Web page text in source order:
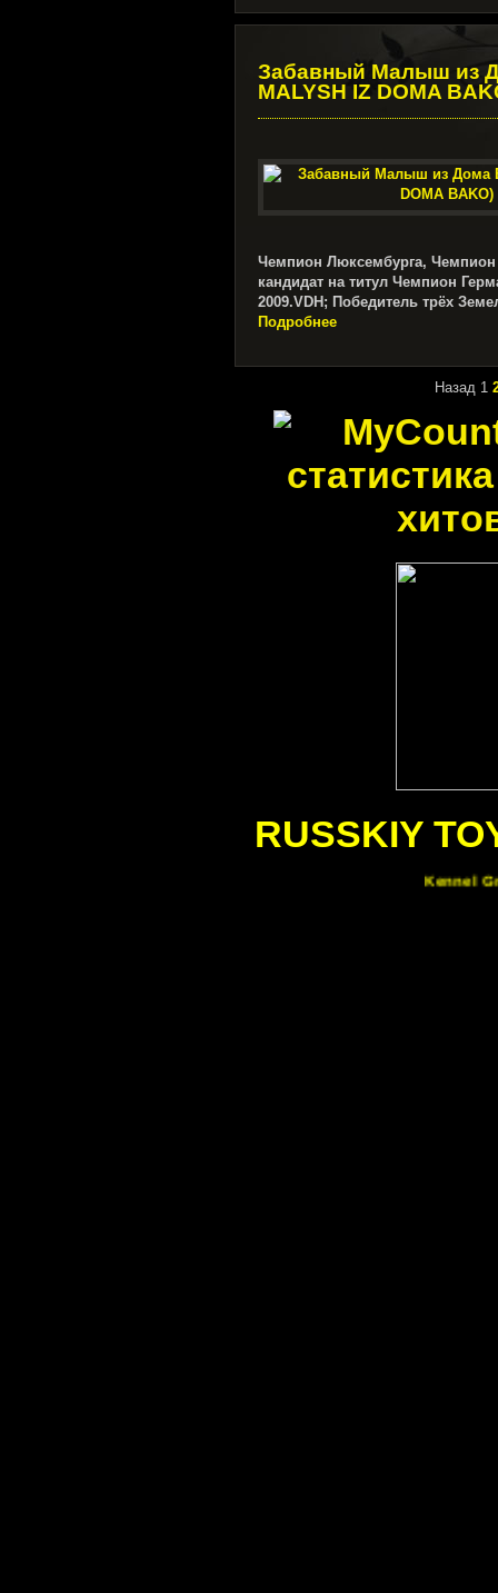
Забавный Малыш из
MALYSH IZ DOMA
Чемпион Люксембурга, Чемпион
кандидат на титул Чемпион
2009.VDH; Победитель трёх
Подробнее
Назад 1
RUSSKIY
Kennel